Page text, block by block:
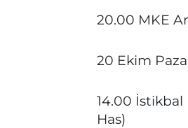
20.00 MKE
20 Ekim
14.00 İstikbal
Has)